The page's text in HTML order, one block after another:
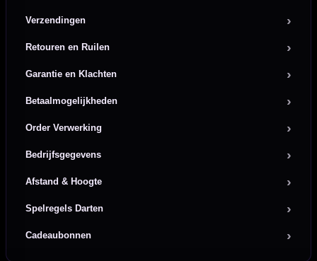
Verzendingen
Retouren en Ruilen
Garantie en Klachten
Betaalmogelijkheden
Order Verwerking
Bedrijfsgegevens
Afstand & Hoogte
Spelregels Darten
Cadeaubonnen